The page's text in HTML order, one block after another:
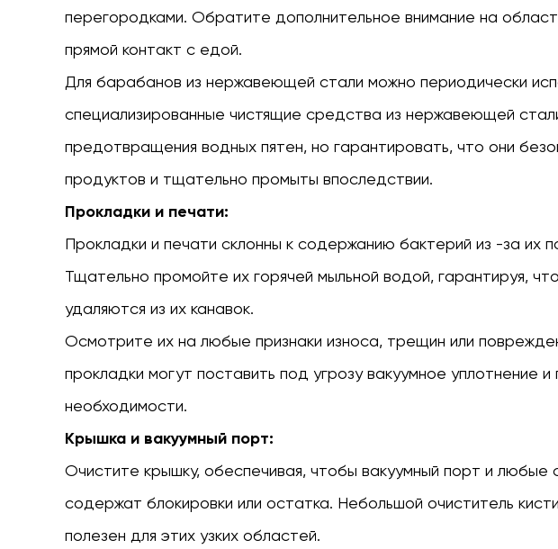
перегородками. Обратите дополнительное внимание на
прямой контакт с едой.
Для барабанов из нержавеющей стали можно периодически
специализированные чистящие средства из нержавеющей
предотвращения водных пятен, но гарантировать, что они
продуктов и тщательно промыты впоследствии.
Прокладки и печати:
Прокладки и печати склонны к содержанию бактерий из -за их
Тщательно промойте их горячей мыльной водой, гарантируя,
удаляются из их канавок.
Осмотрите их на любые признаки износа, трещин или
прокладки могут поставить под угрозу вакуумное уплотнение и
необходимости.
Крышка и вакуумный порт:
Очистите крышку, обеспечивая, чтобы вакуумный порт и любые
содержат блокировки или остатка. Небольшой очиститель
полезен для этих узких областей.